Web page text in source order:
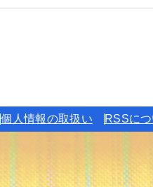
個人情報の取扱い RSSに